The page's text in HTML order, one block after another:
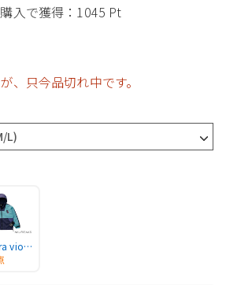
入で獲得： 1045 Pt
、只今品切れ中です。
L)
MK Ultra violet